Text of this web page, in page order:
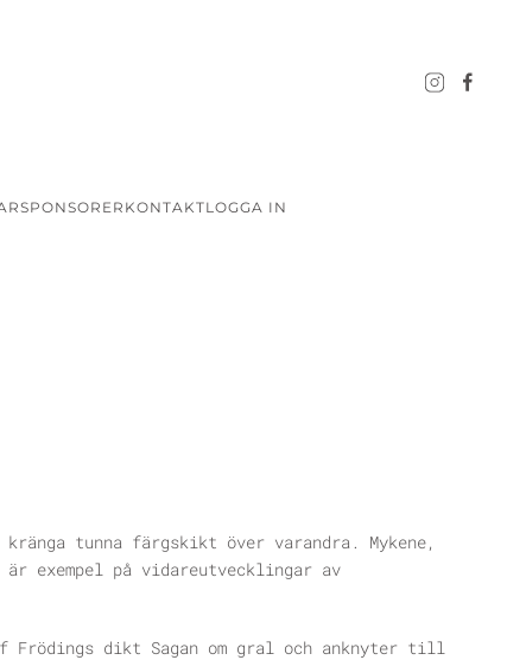
SPONSORER KONTAKTLOGGA IN
tunna färgskikt över varandra. Mykene,
exempel på vidareutvecklingar av
Frödings dikt Sagan om gral och anknyter till